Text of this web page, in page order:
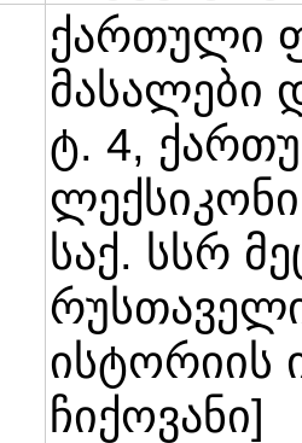
ქართული
მასალები
ტ. 4,
საქ. სსრ
ისტორიის
ჩიქოვანი]